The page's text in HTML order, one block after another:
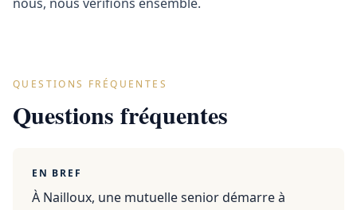
QUESTIONS FRÉQUENTES
Questions fréquentes
EN BREF
À Nailloux, une mutuelle senior démarre à